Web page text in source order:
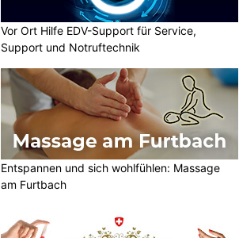
Vor Ort Hilfe EDV-Support für Service,
Support und Notruftechnik
Entspannen und sich wohlfühlen: Massage
am Furtbach